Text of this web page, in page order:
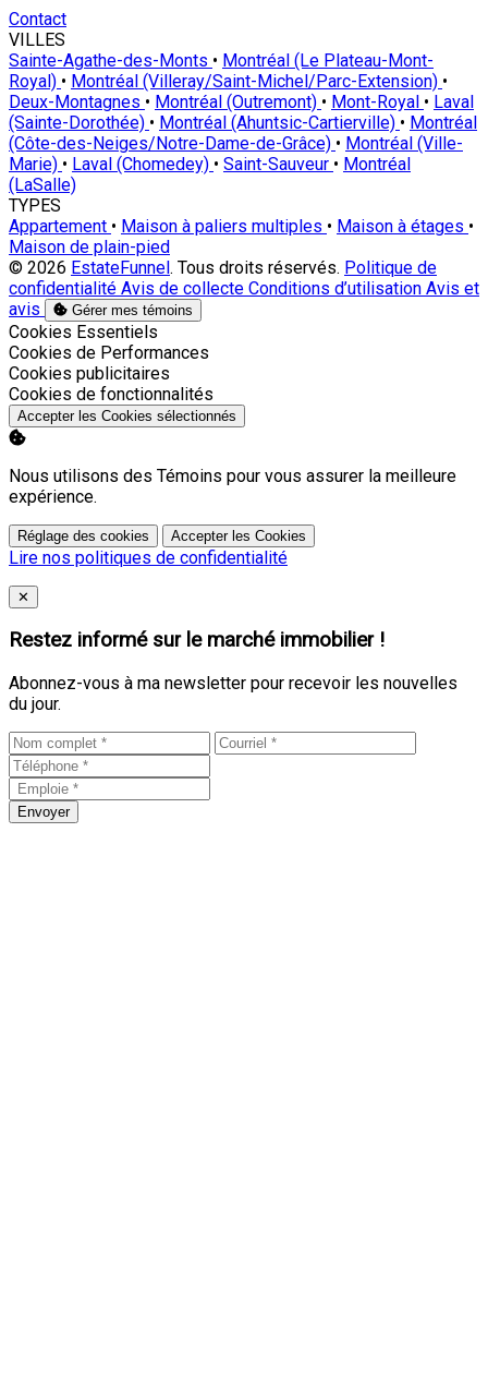
Contact
VILLES
Sainte-Agathe-des-Monts • Montréal (Le Plateau-Mont-
Royal) • Montréal (Villeray/Saint-Michel/Parc-Extension) •
Deux-Montagnes • Montréal (Outremont) • Mont-Royal • Laval
(Sainte-Dorothée) • Montréal (Ahuntsic-Cartierville) • Montréal
(Côte-des-Neiges/Notre-Dame-de-Grâce) • Montréal (Ville-
Marie) • Laval (Chomedey) • Saint-Sauveur • Montréal
(LaSalle)
TYPES
Appartement • Maison à paliers multiples • Maison à étages •
Maison de plain-pied
© 2026 EstateFunnel. Tous droits réservés. Politique de
confidentialité Avis de collecte Conditions d’utilisation Avis et
avis
Gérer mes témoins
Activer
Cookies Essentiels
Activer
Cookies de Performances
Activer
Cookies publicitaires
Activer
Cookies de fonctionnalités
Accepter les Cookies sélectionnés
Nous utilisons des Témoins pour vous assurer la meilleure
expérience.
Réglage des cookies Accepter les Cookies
Lire nos politiques de confidentialité
Close
✕
Restez informé sur le marché immobilier !
Abonnez-vous à ma newsletter pour recevoir les nouvelles
du jour.
Envoyer